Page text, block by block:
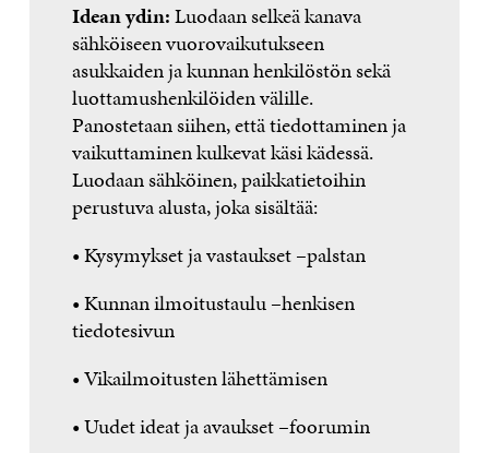
Idean ydin:Luodaan selkeä kanava
sähköiseen vuorovaikutukseen
asukkaiden ja kunnan henkilöstön sekä
luottamushenkilöiden välille.
Panostetaan siihen, että tiedottaminen ja
vaikuttaminen kulkevat käsi kädessä.
Luodaan sähköinen, paikkatietoihin
perustuva alusta, joka sisältää:
• Kysymykset ja vastaukset –palstan
• Kunnan ilmoitustaulu –henkisen
tiedotesivun
• Vikailmoitusten lähettämisen
• Uudet ideat ja avaukset –foorumin